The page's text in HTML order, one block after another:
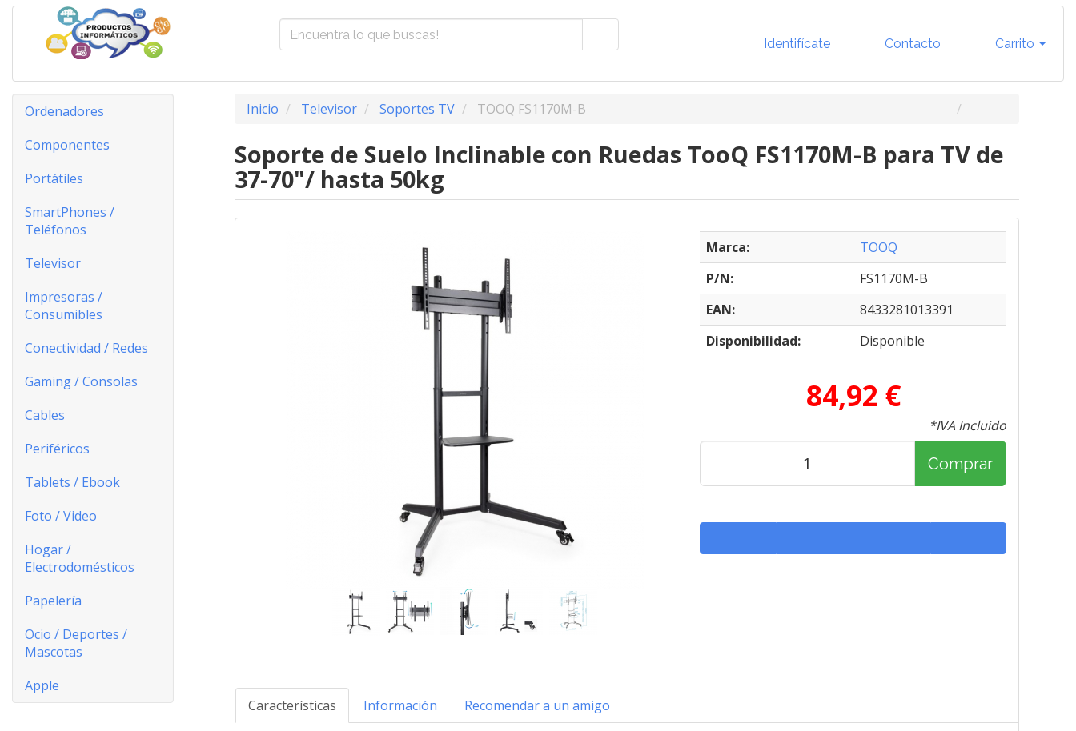
Identifícate Contacto Carrito
Ordenadores
Componentes
Portátiles
SmartPhones /
Teléfonos
Televisor
Impresoras /
Consumibles
Conectividad / Redes
Gaming / Consolas
Cables
Periféricos
Tablets / Ebook
Foto / Video
Hogar /
Electrodomésticos
Papelería
Ocio / Deportes /
Mascotas
Apple
Inicio Televisor Soportes TV TOOQ FS1170M-B
Soporte de Suelo Inclinable con Ruedas TooQ FS1170M-B para TV de
37-70"/ hasta 50kg
Marca:
TOOQ
P/N:
FS1170M-B
EAN:
8433281013391
Disponibilidad:
Disponible
84,92 €
*IVA Incluido
Comprar
Características Información Recomendar a un amigo